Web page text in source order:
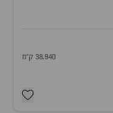
38,940 ק"מ